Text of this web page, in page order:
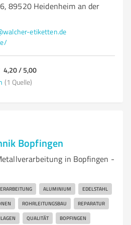
89520 Heidenheim an der
etiketten.de
4,20 / 5,00
(1 Quelle)
Bopfingen
in Bopfingen -
ALUMINIUM EDELSTAHL
ROHRLEITUNGSBAU REPARATUR
QUALITÄT BOPFINGEN